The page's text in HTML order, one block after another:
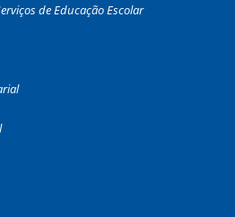
de Educação Escolar